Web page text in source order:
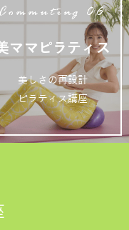
Commuting 06
ママピラティス
美しさの再設計
ピラティス講座